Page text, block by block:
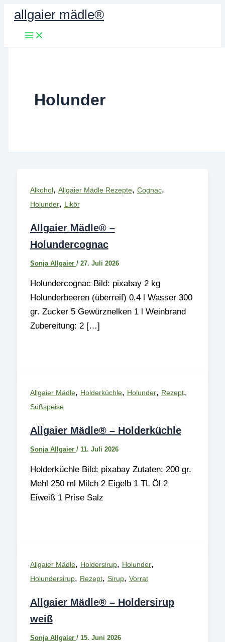
Zum
Inhalt
springen
allgaier mädle®
Holunder
Alkohol, Allgaier Mädle Rezepte, Cognac,
Holunder, Likör
Allgaier Mädle® –
Holundercognac
Sonja Allgaier / 27. Juli 2026
Holundercognac Bild: pixabay 2 kg
Holunderbeeren (überreif) 0,4 l Wasser 300
gr. Zucker 5 Gewürznelken 1 l Weinbrand
Zubereitung: 2 […]
Allgaier Mädle, Holderküchle, Holunder, Rezept,
Süßspeise
Allgaier Mädle® – Holderküchle
Sonja Allgaier / 11. Juli 2026
Holderküchle Bild: pixabay Zutaten: 200 gr.
Mehl 250 ml Milch 2 Eigelb 1 TL Öl 2
Eiweiß 1 Prise Salz
Allgaier Mädle, Holdersirup, Holunder,
Holundersirup, Rezept, Sirup, Vorrat
Allgaier Mädle® – Holdersirup
weiß
Sonja Allgaier / 15. Juni 2026